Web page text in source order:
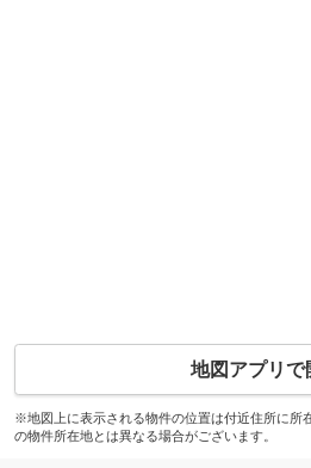
地図アプリで
※地図上に表示される物件の位置は付近住所に所
の物件所在地とは異なる場合がございます。